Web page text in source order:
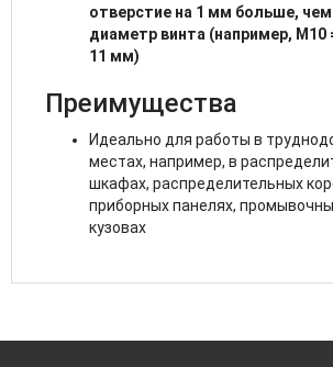
отверстие на 1 мм больше,
диаметр винта (например, M10
11 мм)
Преимущества
Идеально для работы в
местах, например, в
шкафах, распределительных
приборных панелях,
кузовах